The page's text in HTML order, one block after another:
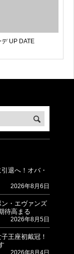
UP DATE
退へ！オバ・
2026年8月6日
ン・エヴァンズ
待高まる
2026年8月5日
王座初戴冠！
2026年8月4日
USA～